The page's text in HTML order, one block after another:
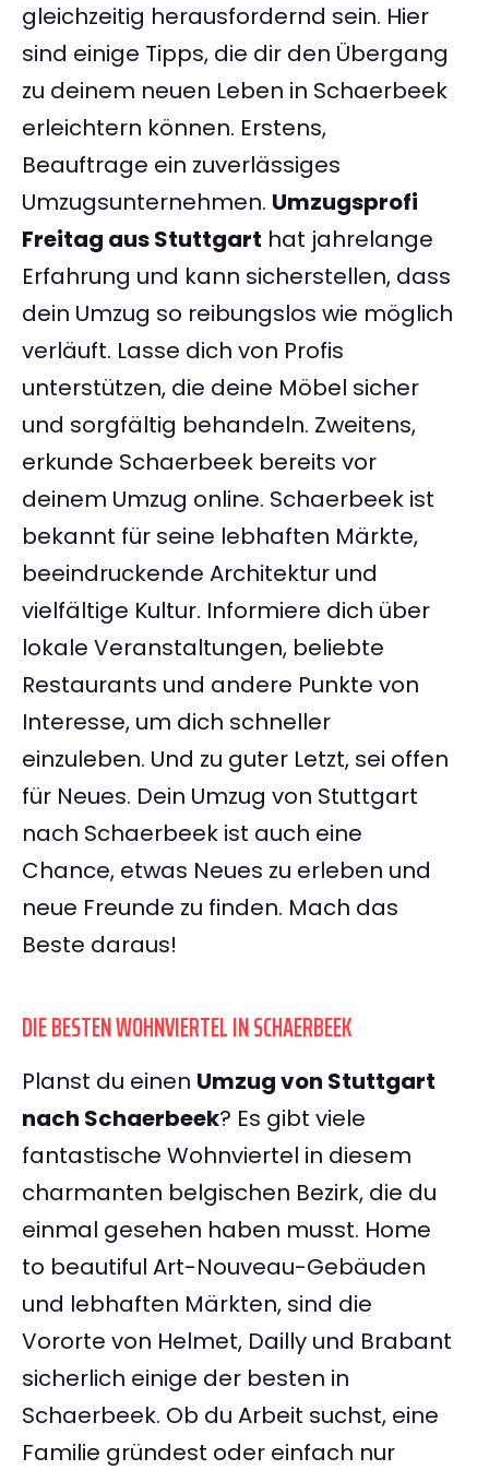
gleichzeitig herausfordernd sein. Hier
sind einige Tipps, die dir den Übergang
zu deinem neuen Leben in Schaerbeek
erleichtern können. Erstens,
Beauftrage ein zuverlässiges
Umzugsunternehmen. Umzugsprofi
Freitag aus Stuttgart hat jahrelange
Erfahrung und kann sicherstellen, dass
dein Umzug so reibungslos wie möglich
verläuft. Lasse dich von Profis
unterstützen, die deine Möbel sicher
und sorgfältig behandeln. Zweitens,
erkunde Schaerbeek bereits vor
deinem Umzug online. Schaerbeek ist
bekannt für seine lebhaften Märkte,
beeindruckende Architektur und
vielfältige Kultur. Informiere dich über
lokale Veranstaltungen, beliebte
Restaurants und andere Punkte von
Interesse, um dich schneller
einzuleben. Und zu guter Letzt, sei offen
für Neues. Dein Umzug von Stuttgart
nach Schaerbeek ist auch eine
Chance, etwas Neues zu erleben und
neue Freunde zu finden. Mach das
Beste daraus!
DIE BESTEN WOHNVIERTEL IN SCHAERBEEK
Planst du einen Umzug von Stuttgart
nach Schaerbeek? Es gibt viele
fantastische Wohnviertel in diesem
charmanten belgischen Bezirk, die du
einmal gesehen haben musst. Home
to beautiful Art-Nouveau-Gebäuden
und lebhaften Märkten, sind die
Vororte von Helmet, Dailly und Brabant
sicherlich einige der besten in
Schaerbeek. Ob du Arbeit suchst, eine
Familie gründest oder einfach nur